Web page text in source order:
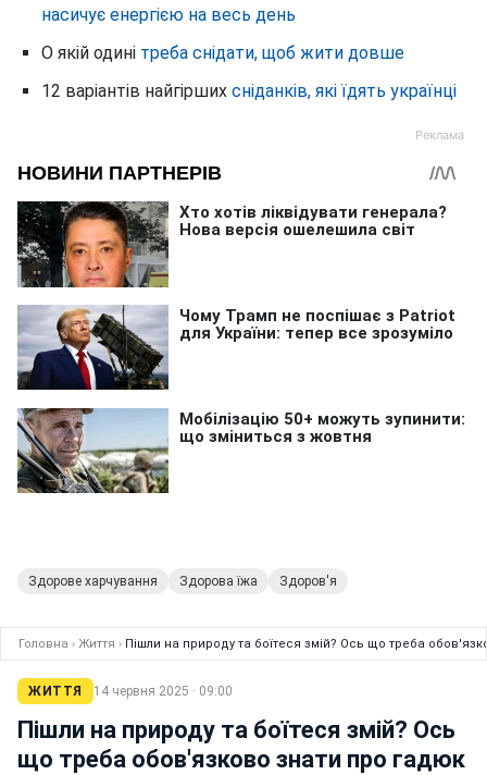
насичує енергією на весь день
О якій одині треба снідати, щоб жити довше
12 варіантів найгірших сніданків, які їдять українці
Здорове харчування Здорова їжа Здоров'я
Головна › Життя › Пішли на природу та боїтеся змій? Ось що треба
ЖИТТЯ 14 червня 2025 · 09:00
Пішли на природу та боїтеся змій? Ось
що треба обов'язково знати про гадюк